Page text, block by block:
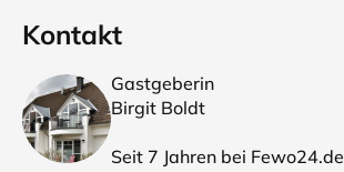
Kontakt
Gastgeberin
Birgit Boldt
Seit 7 Jahren bei Fewo24.de